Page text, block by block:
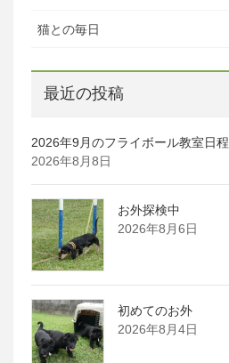
猫との毎日
最近の投稿
2026年9月のフライボール教室日程
2026年8月8日
お外探検中
2026年8月6日
初めてのお外
2026年8月4日